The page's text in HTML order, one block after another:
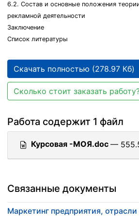
6.2. Состав и основные положения
рекламной деятельности
Заключение
Список литературы
Скачать полностью (278.97 Кб)
Сколько стоит заказать
Работа содержит 1 файл
Курсовая -МОЯ.doc —
Связанные документы
Маркетинг предприятия, отрасли